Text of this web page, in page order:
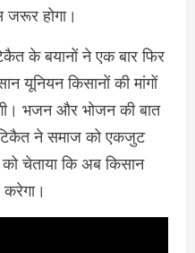
जरूर होगा।
के बयानों ने एक बार फिर
यूनियन किसानों की मांगों
भजन और भोजन की बात
ने समाज को एकजुट
चेताया कि अब किसान